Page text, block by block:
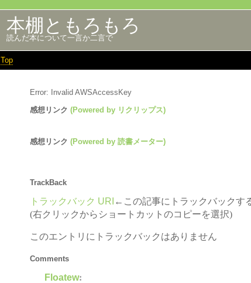
本棚ともろもろ
読んだ本について一言か二言で
Top
Error: Invalid AWSAccessKey
感想リンク (Powered by リクリップス)
感想リンク (Powered by 読書メーター)
TrackBack
トラックバック URI ←この記事にトラックバックす
(右クリックからショートカットのコピーを選択)
このエントリにトラックバックはありません
Comments
Floatew: